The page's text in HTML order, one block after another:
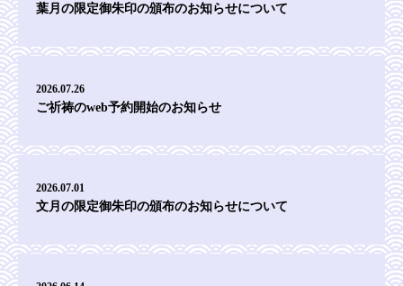
葉月の限定御朱印の頒布のお知らせについて
2026.07.26
ご祈祷のweb予約開始のお知らせ
2026.07.01
文月の限定御朱印の頒布のお知らせについて